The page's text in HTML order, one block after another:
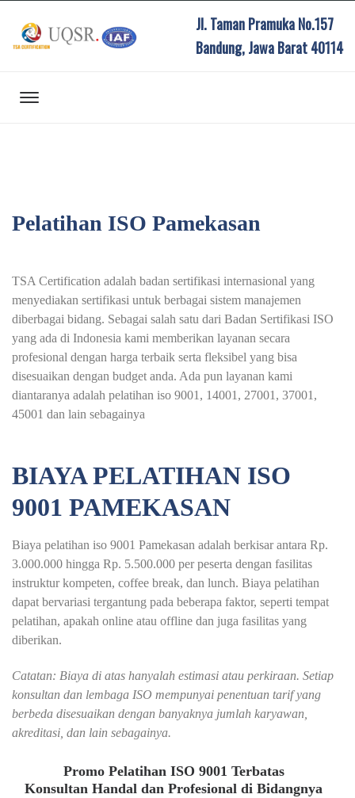
Jl. Taman Pramuka No.157
Bandung, Jawa Barat 40114
Pelatihan ISO Pamekasan
TSA Certification adalah badan sertifikasi internasional yang
menyediakan sertifikasi untuk berbagai sistem manajemen
diberbagai bidang. Sebagai salah satu dari Badan Sertifikasi ISO
yang ada di Indonesia kami memberikan layanan secara
profesional dengan harga terbaik serta fleksibel yang bisa
disesuaikan dengan budget anda. Ada pun layanan kami
diantaranya adalah pelatihan iso 9001, 14001, 27001, 37001,
45001 dan lain sebagainya
BIAYA PELATIHAN ISO
9001 PAMEKASAN
Biaya pelatihan iso 9001 Pamekasan adalah berkisar antara Rp.
3.000.000 hingga Rp. 5.500.000 per peserta dengan fasilitas
instruktur kompeten, coffee break, dan lunch. Biaya pelatihan
dapat bervariasi tergantung pada beberapa faktor, seperti tempat
pelatihan, apakah online atau offline dan juga fasilitas yang
diberikan.
Catatan: Biaya di atas hanyalah estimasi atau perkiraan. Setiap
konsultan dan lembaga ISO mempunyai penentuan tarif yang
berbeda disesuaikan dengan banyaknya jumlah karyawan,
akreditasi, dan lain sebagainya.
Promo Pelatihan ISO 9001 Terbatas
Konsultan Handal dan Profesional di Bidangnya